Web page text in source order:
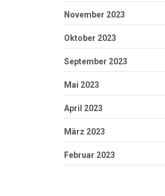
November 2023
Oktober 2023
September 2023
Mai 2023
April 2023
März 2023
Februar 2023